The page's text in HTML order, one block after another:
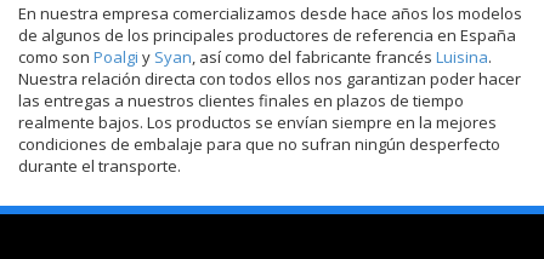
En nuestra empresa comercializamos desde hace años los modelos
de algunos de los principales productores de referencia en España
como son Poalgi y Syan , así como del fabricante francés Luisina.
Nuestra relación directa con todos ellos nos garantizan poder hacer
las entregas a nuestros clientes finales en plazos de tiempo
realmente bajos. Los productos se envían siempre en la mejores
condiciones de embalaje para que no sufran ningún desperfecto
durante el transporte.